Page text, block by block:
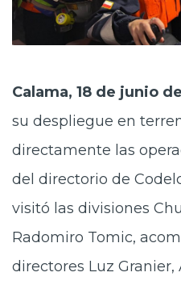
Calama, 18 de junio
su despliegue en
directamente las
del directorio de
visitó las divisiones
Radomiro Tomic,
directores Luz